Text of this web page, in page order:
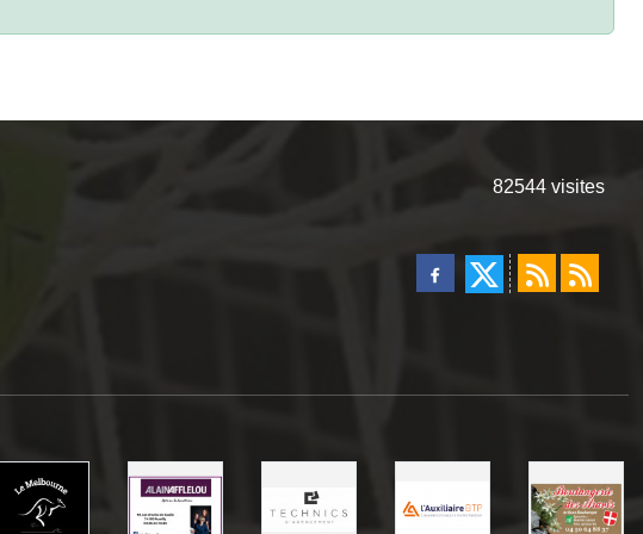
82544 visites